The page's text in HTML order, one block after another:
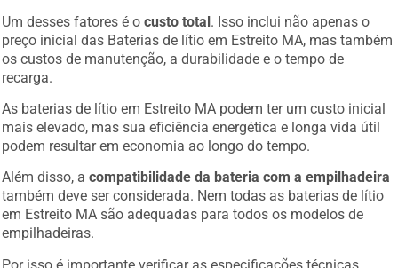
Um desses fatores é ocusto total. Isso inclui não apenas o
preço inicial das Baterias de lítio em Estreito MA, mas também
os custos de manutenção, a durabilidade e o tempo de
recarga.
As baterias de lítio em Estreito MA podem ter um custo inicial
mais elevado, mas sua eficiência energética e longa vida útil
podem resultar em economia ao longo do tempo.
Além disso, acompatibilidade da bateria com a empilhadeira
também deve ser considerada. Nem todas as baterias de lítio
em Estreito MA são adequadas para todos os modelos de
empilhadeiras.